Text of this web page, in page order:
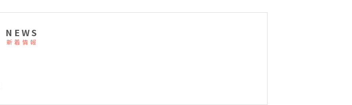
NEWS
新着情報